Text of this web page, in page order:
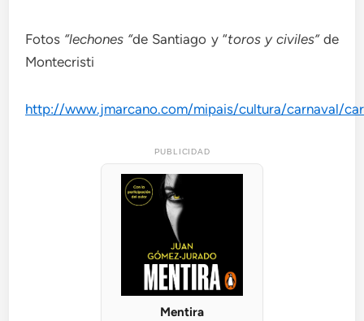
Fotos “lechones “de Santiago y “toros y civiles”de
Montecristi
http://www.jmarcano.com/mipais/cultura/carnaval/
PUBLICIDAD
Mentira